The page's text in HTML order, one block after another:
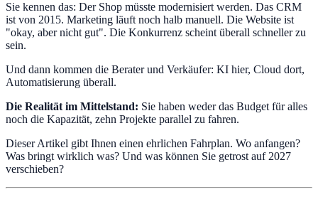
Sie kennen das: Der Shop müsste modernisiert werden. Das CRM
ist von 2015. Marketing läuft noch halb manuell. Die Website ist
"okay, aber nicht gut". Die Konkurrenz scheint überall schneller zu
sein.
Und dann kommen die Berater und Verkäufer: KI hier, Cloud dort,
Automatisierung überall.
Die Realität im Mittelstand: Sie haben weder das Budget für alles
noch die Kapazität, zehn Projekte parallel zu fahren.
Dieser Artikel gibt Ihnen einen ehrlichen Fahrplan. Wo anfangen?
Was bringt wirklich was? Und was können Sie getrost auf 2027
verschieben?